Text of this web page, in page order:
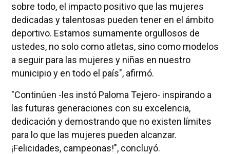
sobre todo, el impacto positivo que las mujeres
dedicadas y talentosas pueden tener en el ámbito
deportivo. Estamos sumamente orgullosos de
ustedes, no solo como atletas, sino como modelos
a seguir para las mujeres y niñas en nuestro
municipio y en todo el país", afirmó.
"Continúen -les instó Paloma Tejero- inspirando a
las futuras generaciones con su excelencia,
dedicación y demostrando que no existen límites
para lo que las mujeres pueden alcanzar.
¡Felicidades, campeonas!", concluyó.